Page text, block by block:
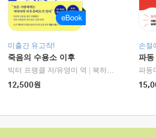
미출간 유고작!
죽음의 수용소 이후
빅터 프랭클 저/유영미 역
북하우스
12,500원
손절
파동
파동